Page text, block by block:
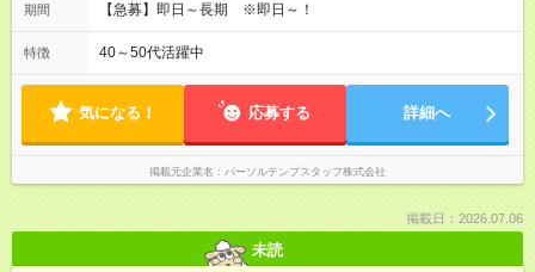
期間 【急募】即日～長期 ※即日～！
特徴 40～50代活躍中
気になる！ 応募する 詳細へ
掲載元企業名 パーソルテンプスタッフ株式会社
掲載日：2026.07.06
未読